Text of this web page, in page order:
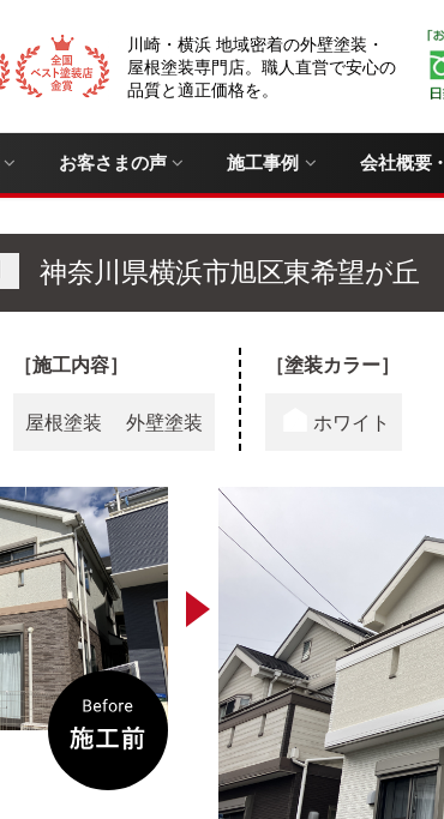
川崎・横浜 地域密着の外壁塗装・
屋根塗装専門店。職人直営で安心の
品質と適正価格を。
お客さまの声 施工事例 会社概要
神奈川県横浜市旭区東希望が
［施工内容］
屋根塗装 外壁塗装
［塗装カラー］
ホワイト